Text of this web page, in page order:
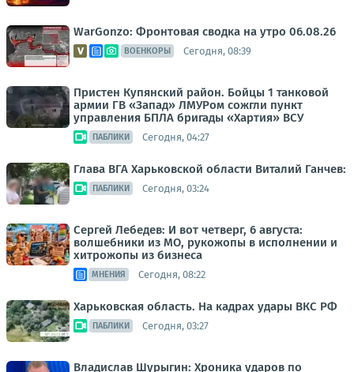
WarGonzo: Фронтовая сводка на утро 06.08.26
ВОЕНКОРЫ Сегодня, 08:39
Пристен Купянский район. Бойцы 1 танковой
армии ГВ «Запад» ЛМУРом сожгли пункт
управления БПЛА бригады «Хартия» ВСУ
ПАБЛИКИ Сегодня, 04:27
Глава ВГА Харьковской области Виталий Ганчев:
ПАБЛИКИ Сегодня, 03:24
Сергей Лебедев: И вот четверг, 6 августа:
волшебники из МО, рукожопы в исполнении и
хитрожопы из бизнеса
МНЕНИЯ Сегодня, 08:22
Харьковская область. На кадрах удары ВКС РФ
ПАБЛИКИ Сегодня, 03:27
Владислав Шурыгин: Хроника ударов по